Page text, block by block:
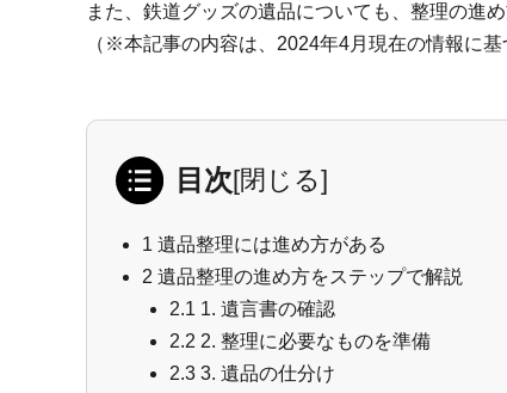
また、鉄道グッズの遺品についても、整理の進
（※本記事の内容は、2024年4月現在の情報に基
目次[閉じる]
1 遺品整理には進め方がある
2 遺品整理の進め方をステップで解説
2.1 1. 遺言書の確認
2.2 2. 整理に必要なものを準備
2.33. 遺品の仕分け